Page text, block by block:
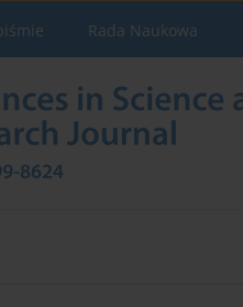
Rada Naukowa